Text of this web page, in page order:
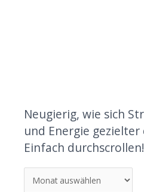
Neugierig, wie sich
und Energie gezielter
Einfach durchscrollen!